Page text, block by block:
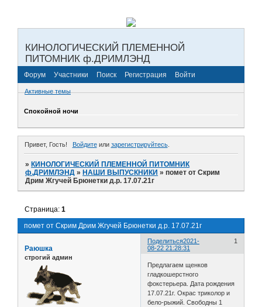
КИНОЛОГИЧЕСКИЙ ПЛЕМЕННОЙ
ПИТОМНИК ф.ДРИМЛЭНД
Форум Участники Поиск Регистрация Войти
Активные темы
Спокойной ночи
Привет, Гость! Войдитеили зарегистрируйтесь.
» КИНОЛОГИЧЕСКИЙ ПЛЕМЕННОЙ ПИТОМНИК
ф.ДРИМЛЭНД » НАШИ ВЫПУСКНИКИ »помет от Скрим
Дрим Жгучей Брюнетки д.р. 17.07.21г
помет от Скрим Дрим Жгучей Брюнетки д.р. 17.07.21г
Страница:1
Поделиться 1
2021-
08-22 21:28:31
Раюшка
строгий админ
Предлагаем щенков
гладкошерстного
фокстерьера. Дата рождения
17.07.21г. Окрас триколор и
бело-рыжий. Свободны 1